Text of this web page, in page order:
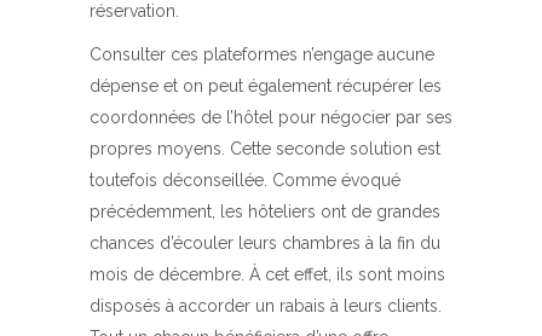
réservation.
Consulter ces plateformes n’engage aucune
dépense et on peut également récupérer les
coordonnées de l’hôtel pour négocier par ses
propres moyens. Cette seconde solution est
toutefois déconseillée. Comme évoqué
précédemment, les hôteliers ont de grandes
chances d’écouler leurs chambres à la fin du
mois de décembre. À cet effet, ils sont moins
disposés à accorder un rabais à leurs clients.